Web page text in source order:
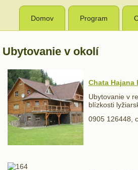
Domov Program
Ubytovanie v okolí
Chata Hajana
Ubytovanie v
blízkosti
0905 126448,